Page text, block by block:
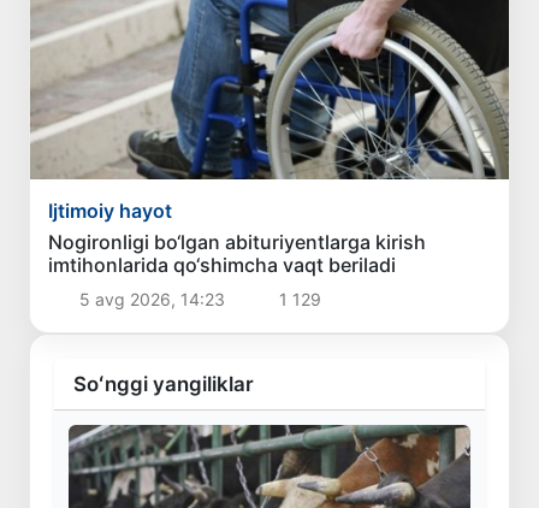
Ijtimoiy hayot
Nogironligi bo‘lgan abituriyentlarga kirish
imtihonlarida qo‘shimcha vaqt beriladi
5 avg 2026, 14:23 1 129
Soʻnggi yangiliklar